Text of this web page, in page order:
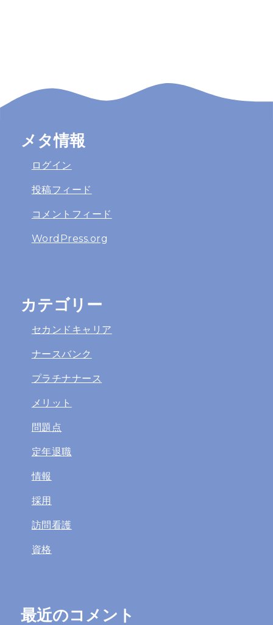
メタ情報
ログイン
投稿フィード
コメントフィード
WordPress.org
カテゴリー
セカンドキャリア
ナースバンク
プラチナナース
メリット
問題点
定年退職
情報
採用
訪問看護
資格
最近のコメント